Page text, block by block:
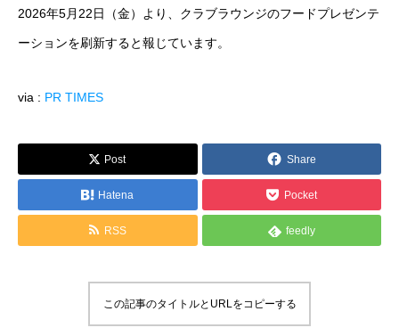
運営メディア
FoodDiversity.today
Halal Gourmet Japan
Muslim Friendly Infomation
キャリアダイバーシティ
日本素食餐廳攻略
2026年5月22日（金）より、クラブラウンジのフードプレゼンテ
ーションを刷新すると報じています。
via : PR TIMES
Post Share
Hatena Pocket
RSS feedly
この記事のタイトルとURLをコピーする